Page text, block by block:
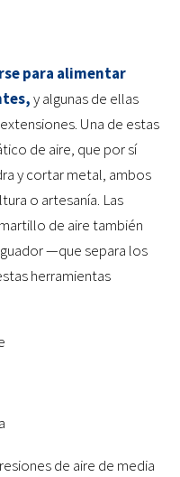
para alimentar
y algunas de ellas
Una de estas
de aire, que por sí
y cortar metal, ambos
o artesanía. Las
de aire también
—que separa los
herramientas
de aire de media